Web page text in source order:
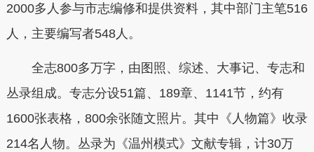
2000多人参与市志编修和提供资料，其中部门主笔516
人，主要编写者548人。
全志800多万字，由图照、综述、大事记、专志和
丛录组成。专志分设51篇、189章、1141节，约有
1600张表格，800余张随文照片。其中《人物篇》收录
214名人物。丛录为《温州模式》文献专辑，计30万